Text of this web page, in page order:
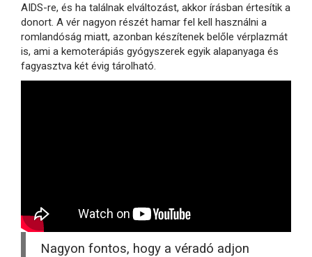
AIDS-re, és ha találnak elváltozást, akkor írásban értesítik a
donort. A vér nagyon részét hamar fel kell használni a
romlandóság miatt, azonban készítenek belőle vérplazmát
is, ami a kemoterápiás gyógyszerek egyik alapanyaga és
fagyasztva két évig tárolható.
Nagyon fontos, hogy a véradó adjon